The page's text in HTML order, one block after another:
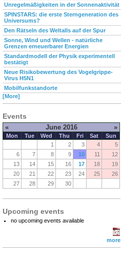
Unregelmäßigkeiten in der Sonnenaktivität
SPINSTARS: die erste Sterngeneration des
Universums?
Den Rätseln des Weltalls auf der Spur
Sonne, Wind und Wellen - natürliche
Grenzen erneuerbarer Energien
Standardmodell der Physik experimentell
bestätigt
Neue Risikobewertung des Vogelgrippe-
Virus H5N1
Mobilfunkstandorte
[More]
Events
« June 2016 »
Mon Tue Wed Thu Fri Sat
Sun
1
2 3 4
5
6
7 8 9 10 11
12
13
14 15 16 17 18
19
20
21 22 23 24 25
26
27
28 29 30
Upcoming events
no upcoming events available
more